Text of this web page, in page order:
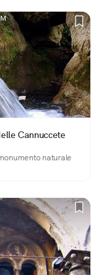
Cannuccete
naturale